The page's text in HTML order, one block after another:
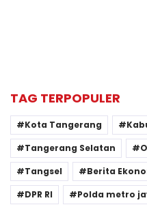
TAG TERPOPULER
Kota Tangerang
Tangerang Selatan
Tangsel
Berita
DPR RI
Polda metro